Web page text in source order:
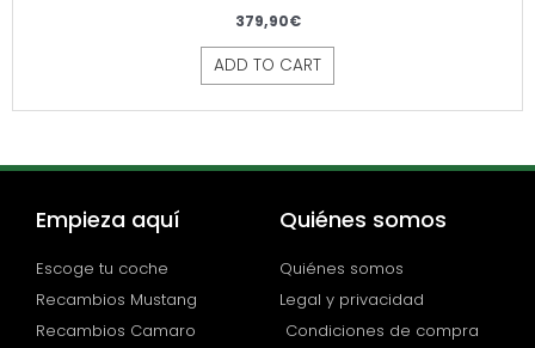
379,90€
ADD TO CART
Empieza aquí
Escoge tu coche
Recambios Mustang
Recambios Camaro
Quiénes somos
Quiénes somos
Legal y privacidad
Condiciones de compra